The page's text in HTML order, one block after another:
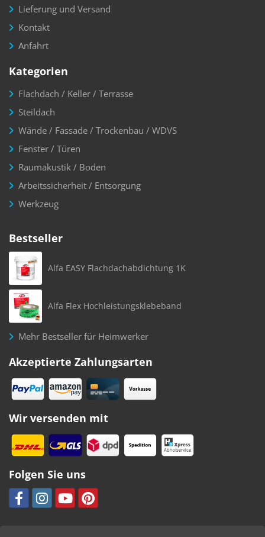
Lieferung und Versand
Kontakt
Anfahrt
Kategorien
Flachdach / Keller / Terrasse
Steildach
Wände / Fassade / Trockenbau / WDVS
Fenster / Türen
Raumakustik / Boden
Arbeitssicherheit / Entsorgung
Werkzeug
Bestseller
Alfa EASY Flachdachabdichtung 1K
Alfa Flex Hochleistungsklebeband
Mehr Bestseller für Heimwerker
Akzeptierte Zahlungsarten
Wir versenden mit
Folgen Sie uns